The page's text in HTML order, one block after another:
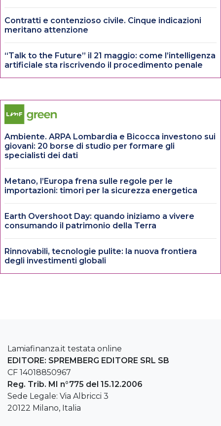
Contratti e contenzioso civile. Cinque indicazioni
meritano attenzione
“Talk to the Future” il 21 maggio: come l’intelligenza
artificiale sta riscrivendo il procedimento penale
Ambiente. ARPA Lombardia e Bicocca investono sui
giovani: 20 borse di studio per formare gli
specialisti dei dati
Metano, l’Europa frena sulle regole per le
importazioni: timori per la sicurezza energetica
Earth Overshoot Day: quando iniziamo a vivere
consumando il patrimonio della Terra
Rinnovabili, tecnologie pulite: la nuova frontiera
degli investimenti globali
Lamiafinanza.it testata online
EDITORE: SPREMBERG EDITORE SRL SB
CF 14018850967
Reg. Trib. MI n°775 del 15.12.2006
Sede Legale: Via Albricci 3
20122 Milano, Italia